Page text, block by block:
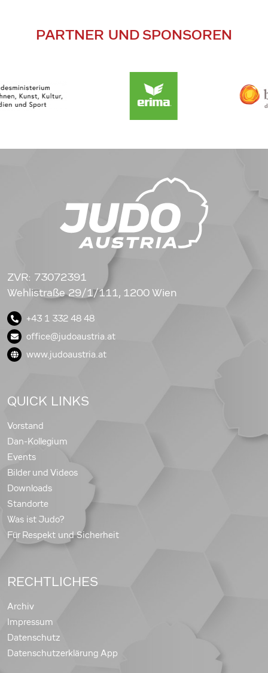
PARTNER UND SPONSOREN
ZVR: 73072391
Wehlistraße 29/1/111, 1200 Wien
+43 1 332 48 48
office@judoaustria.at
www.judoaustria.at
QUICK LINKS
Vorstand
Dan-Kollegium
Events
Bilder und Videos
Downloads
Standorte
Was ist Judo?
Für Respekt und Sicherheit
RECHTLICHES
Archiv
Impressum
Datenschutz
Datenschutzerklärung App